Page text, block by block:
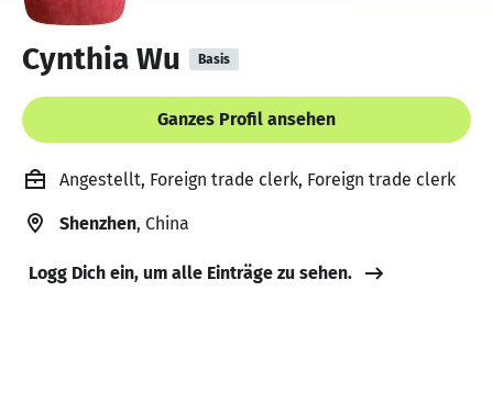
Cynthia Wu Basis
Ganzes Profil ansehen
Angestellt, Foreign trade clerk, Foreign trade clerk
Shenzhen, China
Logg Dich ein, um alle Einträge zu sehen.